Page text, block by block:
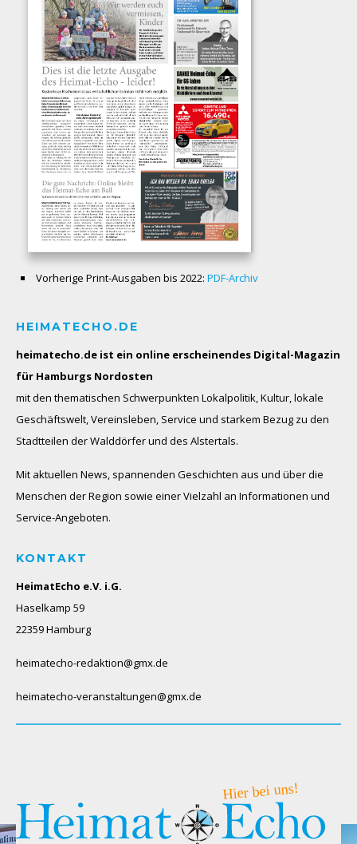
Vorherige Print-Ausgaben bis 2022: PDF-Archiv
HEIMATECHO.DE
heimatecho.de ist ein online erscheinendes Digital-Magazin
für Hamburgs Nordosten
mit den thematischen Schwerpunkten Lokalpolitik, Kultur, lokale
Geschäftswelt, Vereinsleben, Service und starkem Bezug zu den
Stadtteilen der Walddörfer und des Alstertals.
Mit aktuellen News, spannenden Geschichten aus und über die
Menschen der Region sowie einer Vielzahl an Informationen und
Service-Angeboten.
KONTAKT
HeimatEcho e.V. i.G.
Haselkamp 59
22359 Hamburg
heimatecho-redaktion@gmx.de
heimatecho-veranstaltungen@gmx.de